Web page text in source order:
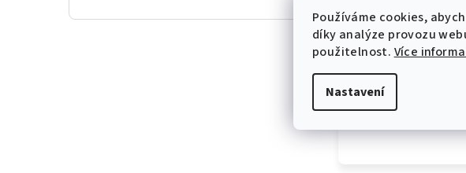
Používáme cookies,
díky analýze provozu
použitelnost. Více
Nastavení
Možnost
Certifikace:
CE